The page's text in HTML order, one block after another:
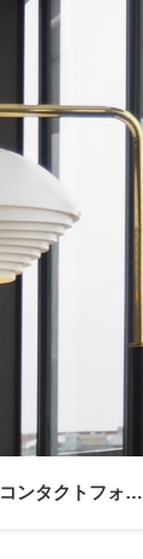
コンタクトフォー